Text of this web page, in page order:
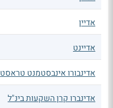
אדיין
אדיינט
אדינבורו אינבסטמנט טראסט
אדינברו קרן השקעות בינ"ל